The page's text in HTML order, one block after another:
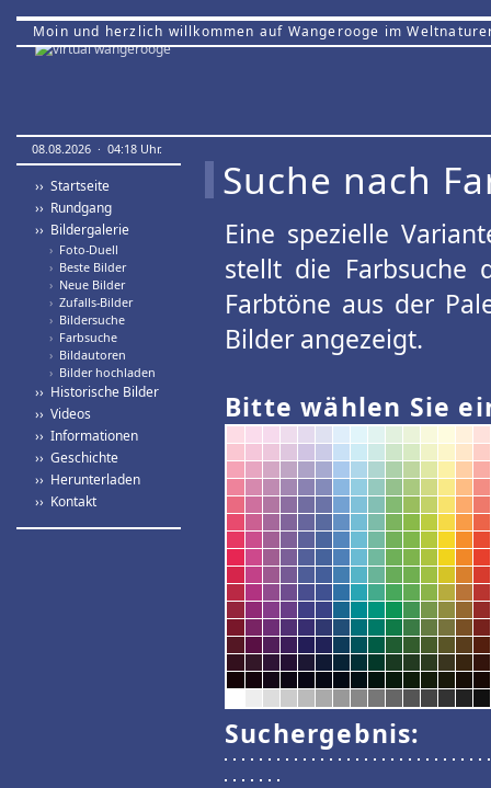
Moin und herzlich willkommen auf Wangerooge im
08.08.2026 · 04:18 Uhr.
›› Startseite
›› Rundgang
›› Bildergalerie
› Foto-Duell
› Beste Bilder
› Neue Bilder
› Zufalls-Bilder
› Bildersuche
› Farbsuche
› Bildautoren
› Bilder hochladen
›› Historische Bilder
›› Videos
›› Informationen
›› Geschichte
›› Herunterladen
›› Kontakt
Suche nach
Eine spezielle
stellt die Farbsuche
Farbtöne aus der
Bilder angezeigt.
Bitte wählen Sie
Suchergebnis: